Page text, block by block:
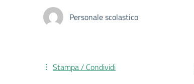
Personale scolastico
Stampa / Condividi